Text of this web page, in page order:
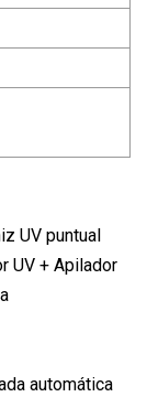
UV puntual
UV + Apilador
automática